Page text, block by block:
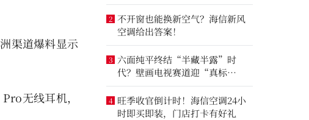
渠道爆料显示
无线耳机，
2 不开窗也能换新空气？海信新风
空调给出答案！
3 六面纯平终结“半藏半露”时
代？壁画电视赛道迎“真标
准”之争
4 旺季收官倒计时！海信空调24小
时即买即装，门店打卡有好礼